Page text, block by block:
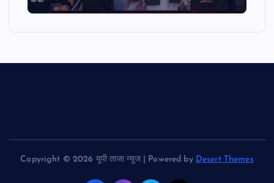
Copyright © 2026 यूपी ताजा न्यूज | Powered by Desert Themes